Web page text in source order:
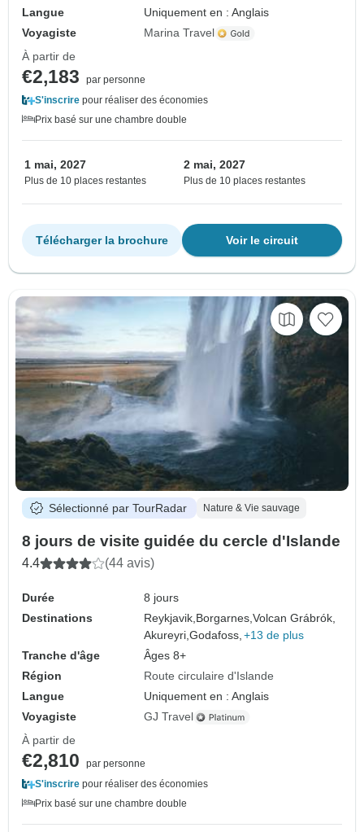
Langue
Uniquement en : Anglais
Voyagiste
Marina Travel
À partir de
€2,183
par personne
S'inscrire pour réaliser des économies
Prix basé sur une chambre double
1 mai, 2027
Plus de 10 places restantes
2 mai, 2027
Plus de 10 places restantes
Voir le circuit
Télécharger la brochure
Sélectionné par TourRadar Nature & Vie sauvage
8 jours de visite guidée du cercle d'Islande
4.4 (44 avis)
Durée
8 jours
Destinations
Reykjavik,Borgarnes,Volcan Grábrók,
Akureyri,Godafoss, +13 de plus
Tranche d'âge
Âges 8+
Région
Route circulaire d'Islande
Langue
Uniquement en : Anglais
Voyagiste
GJ Travel
À partir de
€2,810
par personne
S'inscrire pour réaliser des économies
Prix basé sur une chambre double